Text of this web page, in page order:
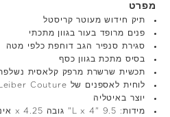
מפרט
תיק חידוש מעוטר קריסטל
פנים מרופד בעור בגוון מתכתי
סגירת סנפיר הגב דוחפת כלפי מטה
בסיס מתכת בגוון כסף
תכשית שרשרת מרפק קלאסית
לוחית לאספנים של Judith Leiber Couture
יוצר באיטליה
מידות: 9.5 "L x 4" גובה x 4.25 אינץ' ד